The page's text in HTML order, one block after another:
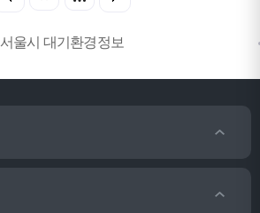
서울시 대기환경정보